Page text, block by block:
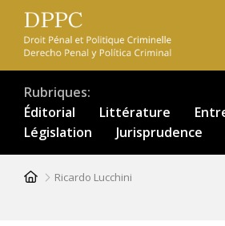
Aller
contenu
principal
Rubriques
Éditorial
Littérature
Législation
Jurisprudence
Fil
d'Ariane
Ricardo Lucchini